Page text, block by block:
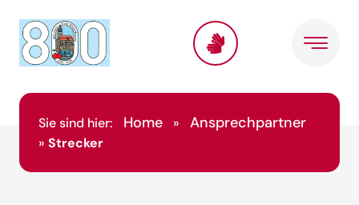
Sie sind hier: Home » Ansprechpartner
» Strecker